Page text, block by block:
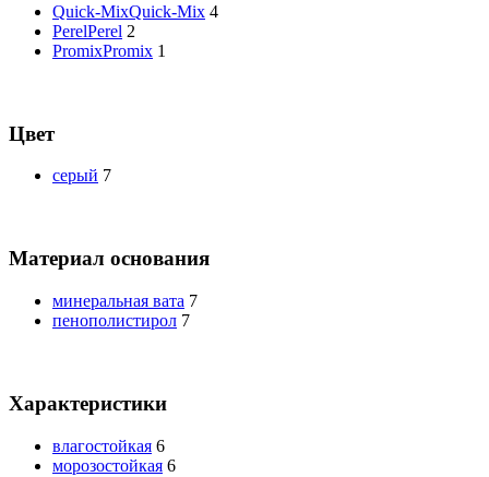
Quick-MixQuick-Mix 4
PerelPerel 2
PromixPromix 1
Цвет
серый 7
Материал основания
минеральная вата 7
пенополистирол 7
Характеристики
влагостойкая 6
морозостойкая 6